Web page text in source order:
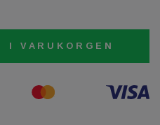
I VARUKORGEN